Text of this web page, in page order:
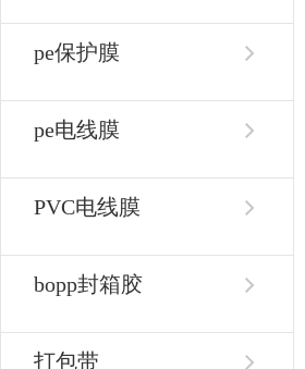
pe保护膜
pe电线膜
PVC电线膜
bopp封箱胶
打包带